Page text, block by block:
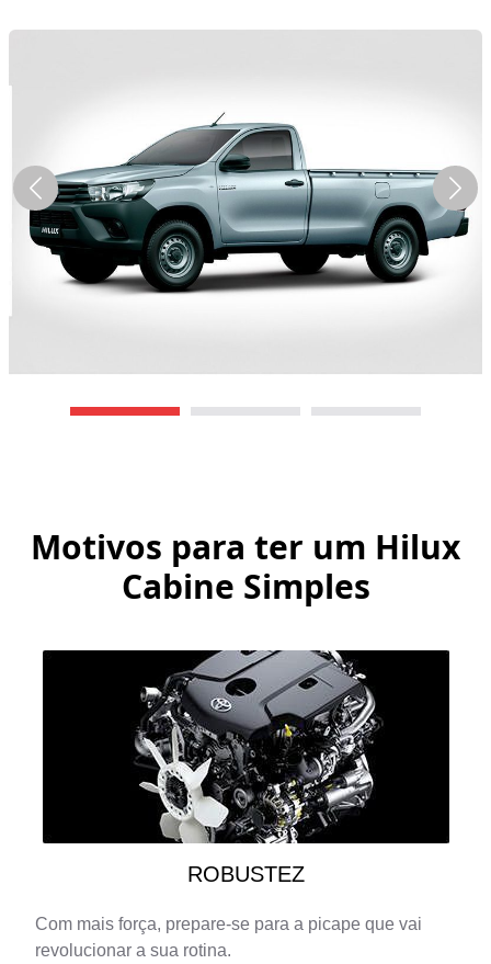
Motivos para ter um Hilux
Cabine Simples
ROBUSTEZ
Com mais força, prepare-se para a picape que vai
revolucionar a sua rotina.